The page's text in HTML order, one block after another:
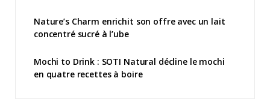
Nature’s Charm enrichit son offre avec un lait
concentré sucré à l’ube
Mochi to Drink : SOTI Natural décline le mochi
en quatre recettes à boire